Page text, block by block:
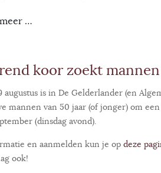
…
koor zoekt
augustus is in De Gelderlander (en
mannen van 50 jaar (of jonger) om
(dinsdag avond).
en aanmelden kun je op deze
ook!